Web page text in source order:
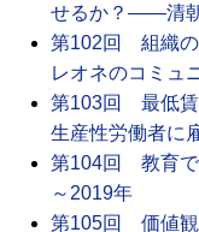
せるか？――清
第102回 組織の
レオネのコミュ
第103回 最低賃
生産性労働者に
第104回 教育
～2019年
第105回 価値